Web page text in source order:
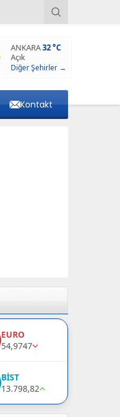
ANKARA32 °C
Açık
Diğer Şehirler →
Kontakt
EURO
54,9747
BİST
13.798,82